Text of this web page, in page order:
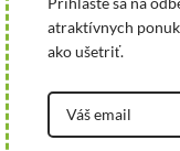
atraktívnych
ako ušetriť.